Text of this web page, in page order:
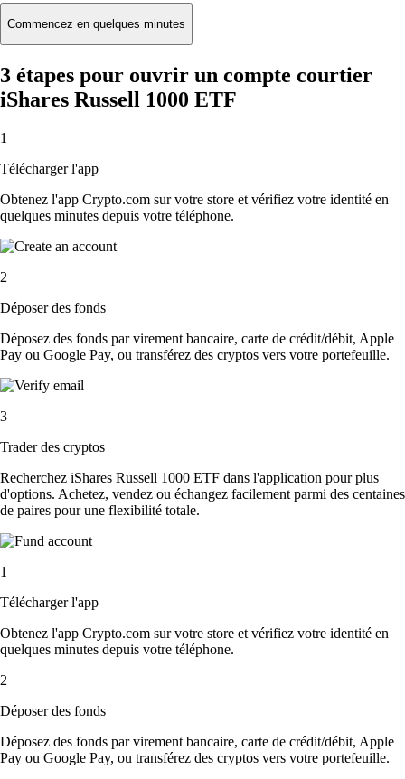
Commencez en quelques minutes
3 étapes pour ouvrir un compte courtier
iShares Russell 1000 ETF
1
Télécharger l'app
Obtenez l'app Crypto.com sur votre store et vérifiez votre identité en
quelques minutes depuis votre téléphone.
2
Déposer des fonds
Déposez des fonds par virement bancaire, carte de crédit/débit, Apple
Pay ou Google Pay, ou transférez des cryptos vers votre portefeuille.
3
Trader des cryptos
Recherchez iShares Russell 1000 ETF dans l'application pour plus
d'options. Achetez, vendez ou échangez facilement parmi des centaines
de paires pour une flexibilité totale.
1
Télécharger l'app
Obtenez l'app Crypto.com sur votre store et vérifiez votre identité en
quelques minutes depuis votre téléphone.
2
Déposer des fonds
Déposez des fonds par virement bancaire, carte de crédit/débit, Apple
Pay ou Google Pay, ou transférez des cryptos vers votre portefeuille.